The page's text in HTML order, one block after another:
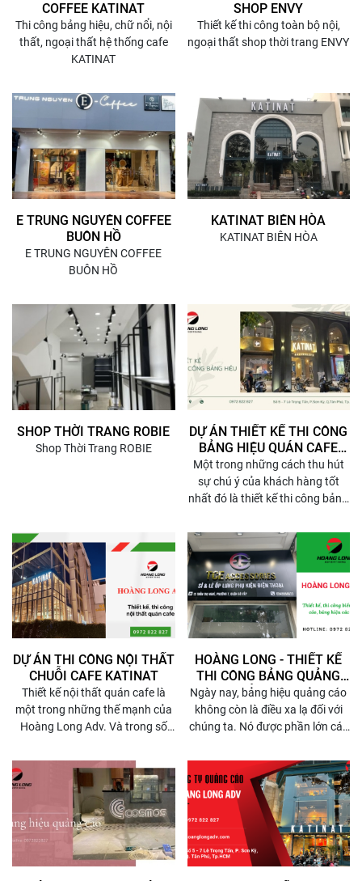
COFFEE KATINAT
Thi công bảng hiệu, chữ nổi, nội
thất, ngoại thất hệ thống cafe
KATINAT
SHOP ENVY
Thiết kế thi công toàn bộ nội,
ngoại thất shop thời trang ENVY
E TRUNG NGUYÊN COFFEE
BUÔN HỒ
E TRUNG NGUYÊN COFFEE
BUÔN HỒ
KATINAT BIÊN HÒA
KATINAT BIÊN HÒA
SHOP THỜI TRANG ROBIE
Shop Thời Trang ROBIE
DỰ ÁN THIẾT KẾ THI CÔNG
BẢNG HIỆU QUÁN CAFE
CHO CAFE KATINAT
Một trong những cách thu hút
sự chú ý của khách hàng tốt
nhất đó là thiết kế thi công bảng
thương hiệu, thi công bảng hiệu
là để hiển thị thông tin cho một
đối tượng cụ thể, chỉ ra dịch vụ
của một đơn vị, hiển thị vị trí...
Và bảng hiệu quán cafe cũng
vậy, nếu bạn đang có ý định mở
một quán cafe và đang tìm cách
để có được nguồn khách ổn định
thì việc thi công bảng hiệu là vô
cùng cần thiết.
DỰ ÁN THI CÔNG NỘI THẤT
CHUỖI CAFE KATINAT
Thiết kế nội thất quán cafe là
một trong những thế mạnh của
Hoàng Long Adv. Và trong số
chúng tôi, không thể không kể
đến dự án nội thất cho chuỗi
cafe Katinat - Thương hiệu cafe
đình đám khiến nhiều người
thương nhớ tại Sài Gòn. Nhìn
chung, nội thất Katinat chính là
bản hòa tấu của những nốt
HOÀNG LONG - THIẾT KẾ
THI CÔNG BẢNG QUẢNG
CÁO, BẢNG HIỆU TẠI
TP.HCM
Ngày nay, bảng hiệu quảng cáo
không còn là điều xa lạ đối với
chúng ta. Nó được phần lớn các
để quảng bá sản phẩm, thương
hiệu và dịch vụ đến với người
tiêu dùng. Có rất nhiều loại hình
bảng hiệu mà bạn có thể áp
dụng cho cửa hàng của mình.
Nếu vẫn chưa biết nên làm biển
hiệu quảng cáo loại nào, bạn